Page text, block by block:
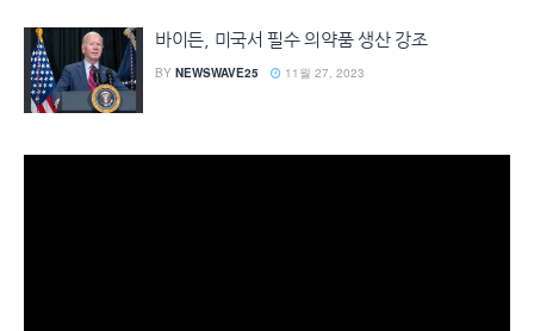
바이든, 미국서 필수 의약품 생산 강조
BY NEWSWAVE25 11월 27, 2023